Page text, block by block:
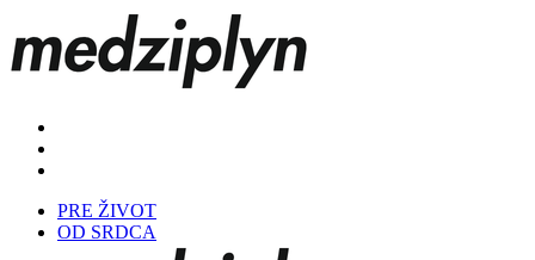
PRE ŽIVOT
OD SRDCA